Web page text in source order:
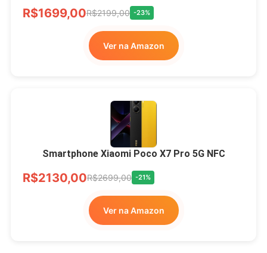
R$1699,00R$2199,00 -23%
Ver na Amazon
Smartphone Xiaomi Poco X7 Pro 5G NFC
R$2130,00R$2699,00 -21%
Ver na Amazon